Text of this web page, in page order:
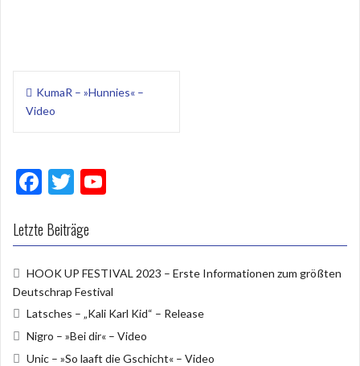
Beitragsnavigation
KumaR – »Hunnies« –
Video
F
e
o
o
k
T
itt
u
b
e
Letzte Beiträge
HOOK UP FESTIVAL 2023 – Erste Informationen zum größten
Deutschrap Festival
Latsches – „Kali Karl Kid“ – Release
Nigro – »Bei dir« – Video
Unic – »So laaft die Gschicht« – Video